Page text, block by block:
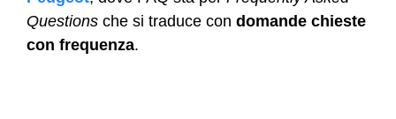
Questions che si traduce con domande chieste
con frequenza.